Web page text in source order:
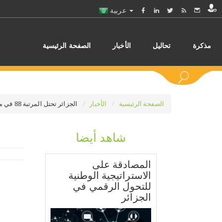
الصفحة الرئيسية الأخبار تحاليل مذكرة
الصفحة الرئيسية الأخبار الجزائر تحتل المرتبة 88 في مؤشر تنمية تكنولوجيا المعلومات والاتصالات
شاهد أيضا
المصادقة على
الاستراتيجية الوطنية
للتحول الرقمي في
الجزائر